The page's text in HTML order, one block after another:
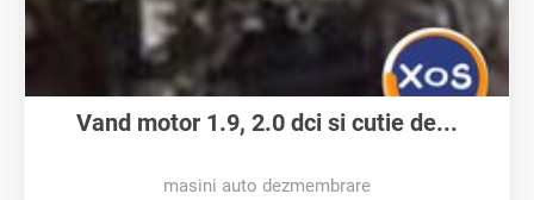
Vand motor 1.9, 2.0 dci si cutie de...
masini auto dezmembrare